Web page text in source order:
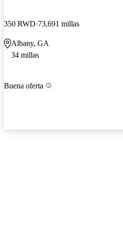
350 RWD 73,691 millas
Albany, GA
34 millas
Buena oferta